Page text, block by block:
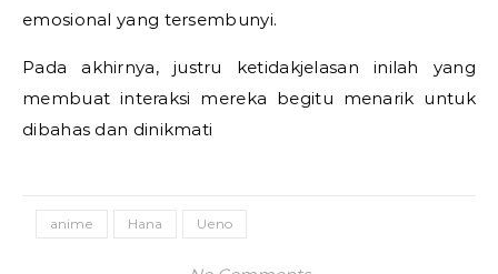
emosional yang tersembunyi.
Pada akhirnya, justru ketidakjelasan inilah yang
membuat interaksi mereka begitu menarik untuk
dibahas dan dinikmati
anime Hana Ueno